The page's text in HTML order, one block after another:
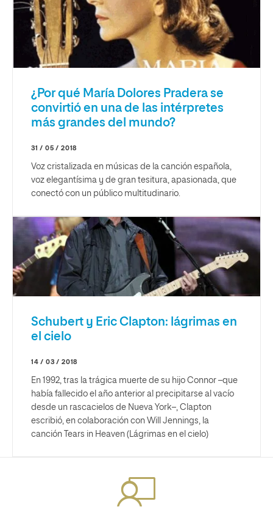
¿Por qué María Dolores Pradera se
convirtió en una de las intérpretes
más grandes del mundo?
31 / 05 / 2018
Voz cristalizada en músicas de la canción española,
voz elegantísima y de gran tesitura, apasionada, que
conectó con un público multitudinario.
Schubert y Eric Clapton: lágrimas en
el cielo
14 / 03 / 2018
En 1992, tras la trágica muerte de su hijo Connor –que
había fallecido el año anterior al precipitarse al vacío
desde un rascacielos de Nueva York–, Clapton
escribió, en colaboración con Will Jennings, la
canción Tears in Heaven (Lágrimas en el cielo)